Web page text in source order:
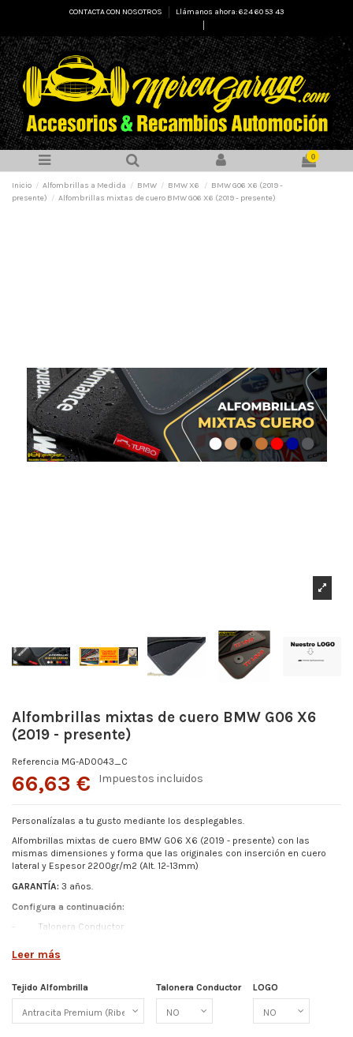
CONTACTA CON NOSOTROS
Llámanos ahora: 624 60 53 43
0
Inicio Alfombrillas a Medida BMW BMW X6
BMW G06 X6 (2019 -
presente)
Alfombrillas mixtas de cuero BMW G06 X6 (2019 - presente)
Alfombrillas mixtas de cuero BMW G06 X6
(2019 - presente)
Referencia MG-AD0043_C
66,63 € Impuestos incluidos
Personalízalas a tu gusto mediante los desplegables.
Alfombrillas mixtas de cuero BMW G06 X6 (2019 - presente) con las
mismas dimensiones y forma que las originales con inserción en cuero
lateral y Espesor 2200gr/m2 (Alt. 12-13mm)
GARANTÍA: 3 años.
Configura a continuación:
-
Talonera Conductor
Color Ribeteado
-
Posición de Logo
Más detalles abajo.
Leer más
Tejido Alfombrilla Talonera Conductor LOGO